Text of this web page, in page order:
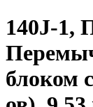
140J-1,
блоком